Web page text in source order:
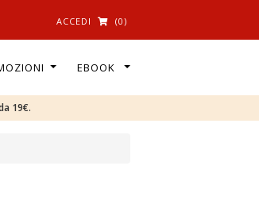
ACCEDI (0)
EBOOK
19€.